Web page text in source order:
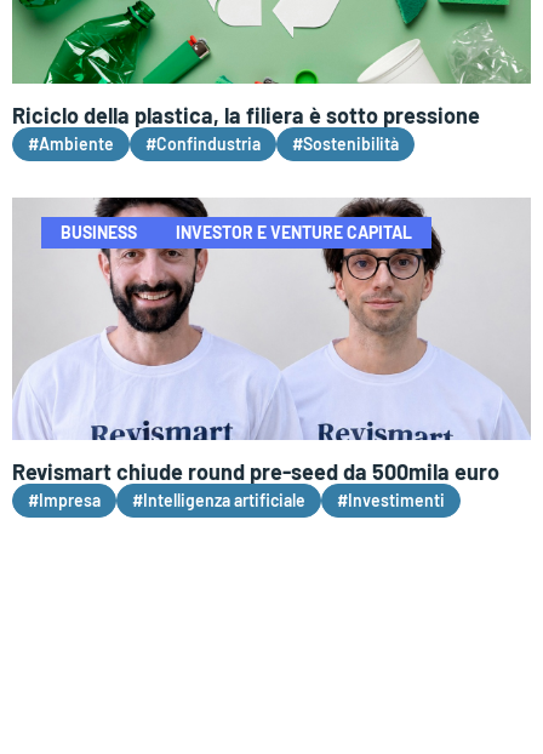
Riciclo della plastica, la filiera è sotto pressione
#Ambiente #Confindustria #Sostenibilità
BUSINESS INVESTOR E VENTURE CAPITAL
Revismart chiude round pre-seed da 500mila euro
#Impresa #Intelligenza artificiale #Investimenti